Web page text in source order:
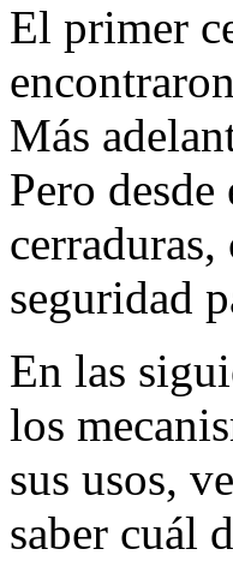
El primer
Más
Pero
seguridad
En las
los
sus usos,
saber cuál